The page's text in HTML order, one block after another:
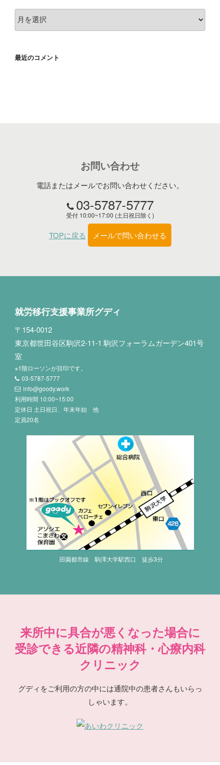
ア
ー
イ
最近のコメント
お問い合わせ
電話またはメールでお問い合わせください。
03-5787-5777
受付 10:00~17:00 (土日祝日除く)
TOPに戻る メールで問い合わせる
就労移行支援事業所グディ
〒154-0012
東京都世田谷区駒沢2-11-1 駒沢フォーラムガーデン401号
室
※1階ローソンが目印です。
03-5787-5777
info@goody.work
利用時間 10:00~15:00
定休日 土日祝日、年末年始 他
定員20名
田園都市線 駒澤大学駅西口 徒歩3分
来所中に具合が悪くなった場合に
受診できる近隣の精神科・心療内科
クリニック
グディをご利用の方の中には通院中の患者さんもいらっ
しゃいます。